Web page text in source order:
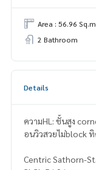
Area : 56.96
2 Bathroom
Details
ความHL: ชั้นสูง
อนวิวสวยไม่block
Centric Sathorn-